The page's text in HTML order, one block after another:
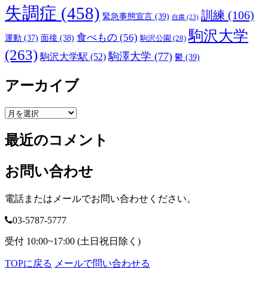
失調症 (458) 緊急事態宣言 (39) 自粛 (23) 訓練 (106)
運動 (37) 面接 (38) 食べもの (56) 駒沢公園 (28) 駒沢大学
(263) 駒沢大学駅 (52) 駒澤大学 (77) 鬱 (39)
アーカイブ
ア
カ
イ
ブ
最近のコメント
お問い合わせ
電話またはメールでお問い合わせください。
03-5787-5777
受付 10:00~17:00 (土日祝日除く)
TOPに戻る メールで問い合わせる